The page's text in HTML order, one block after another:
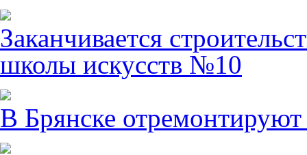
Заканчивается
школы искусств №10
В Брянске